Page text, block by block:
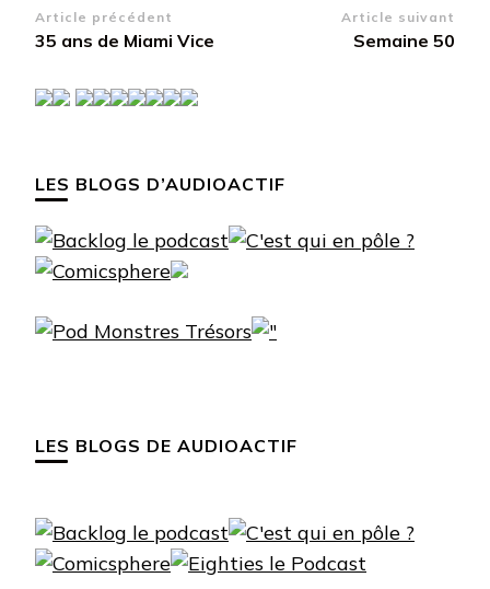
Navigation
d’article
Article précédent
35 ans de Miami Vice
Article suivant
Semaine 50
LES BLOGS D’AUDIOACTIF
LES BLOGS DE AUDIOACTIF